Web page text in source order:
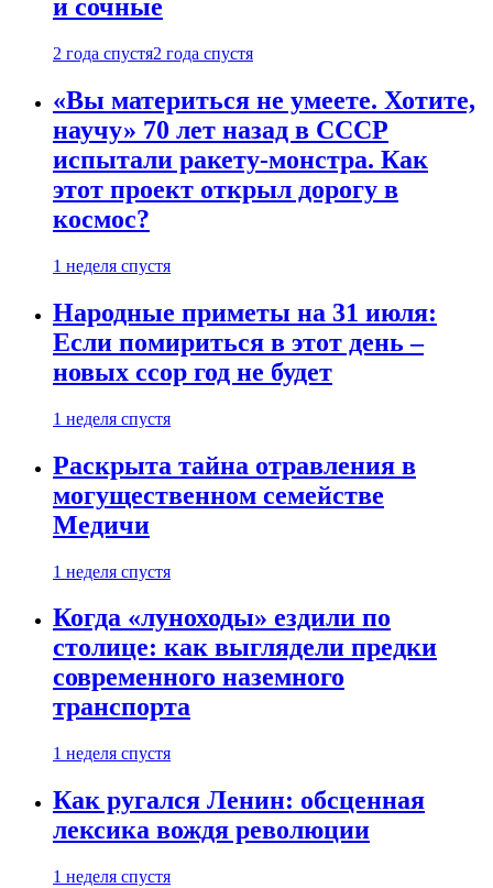
и сочные
2 года спустя2 года спустя
«Вы материться не умеете. Хотите,
научу» 70 лет назад в СССР
испытали ракету-монстра. Как
этот проект открыл дорогу в
космос?
1 неделя спустя
Народные приметы на 31 июля:
Если помириться в этот день –
новых ссор год не будет
1 неделя спустя
Раскрыта тайна отравления в
могущественном семействе
Медичи
1 неделя спустя
Когда «луноходы» ездили по
столице: как выглядели предки
современного наземного
транспорта
1 неделя спустя
Как ругался Ленин: обсценная
лексика вождя революции
1 неделя спустя